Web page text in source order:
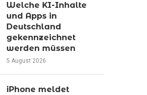
Welche KI-Inhalte
und Apps in
Deutschland
gekennzeichnet
werden müssen
5 August 2026
iPhone meldet